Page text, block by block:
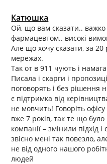
Катюшка
Ой, що вам сказати..
фармацевтом.. високі
Але що хочу сказати, за 20
мережах.
Так от в 911 чують і
Писала і скарги і
поговорять і без рішення
є підтримка від
не мовчить! Говоріть
вже 7 років, так те що було
компанії – змінили
звісно мені так повезло,
не від одного нашого
людей